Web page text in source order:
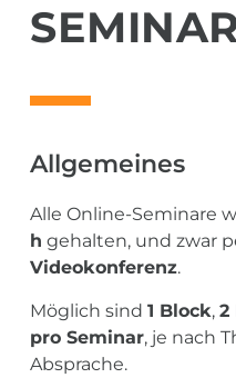
Allgemeines
Alle Online-Seminare
h gehalten, und zwar
Videokonferenz.
Möglich sind 1 Block, 2
pro Seminar, je nach
Absprache.